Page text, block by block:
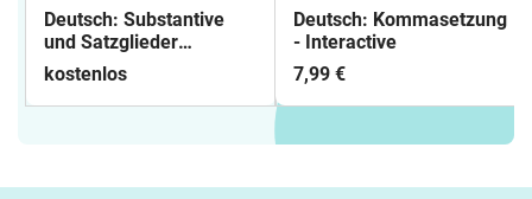
Deutsch: Substantive
und Satzglieder
bestimmen - auch
interaktiv
kostenlos
Deutsch: Kommasetzung
- Interactive
7,99 €